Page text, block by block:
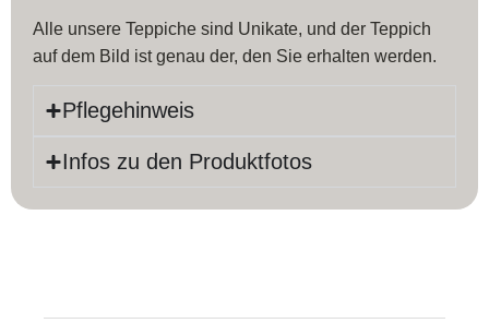
Alle unsere Teppiche sind Unikate, und der Teppich
auf dem Bild ist genau der, den Sie erhalten werden.
Pflegehinweis
Infos zu den Produktfotos
Länge:200 cm Farbe:Orange